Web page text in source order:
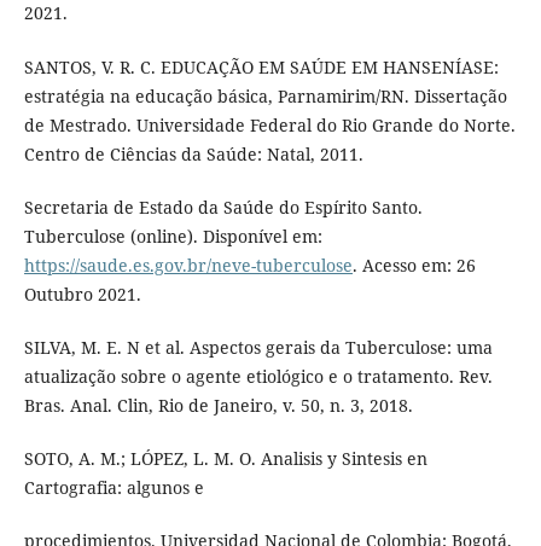
2021.
SANTOS, V. R. C. EDUCAÇÃO EM SAÚDE EM HANSENÍASE:
estratégia na educação básica, Parnamirim/RN. Dissertação
de Mestrado. Universidade Federal do Rio Grande do Norte.
Centro de Ciências da Saúde: Natal, 2011.
Secretaria de Estado da Saúde do Espírito Santo.
Tuberculose (online). Disponível em:
https://saude.es.gov.br/neve-tuberculose. Acesso em: 26
Outubro 2021.
SILVA, M. E. N et al. Aspectos gerais da Tuberculose: uma
atualização sobre o agente etiológico e o tratamento. Rev.
Bras. Anal. Clin, Rio de Janeiro, v. 50, n. 3, 2018.
SOTO, A. M.; LÓPEZ, L. M. O. Analisis y Sintesis en
Cartografia: algunos e
procedimientos. Universidad Nacional de Colombia: Bogotá,